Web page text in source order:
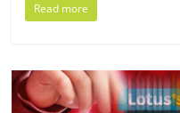
Read more